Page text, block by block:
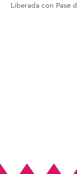
Liberada con Pase